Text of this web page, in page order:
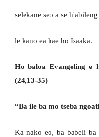
selekane seo a se
le kano ea hae ho Isaaka.
Ho baloa Evangeling e
(24,13-35)
“Ba ile ba mo tseba
Ka nako eo, ba babeli ba